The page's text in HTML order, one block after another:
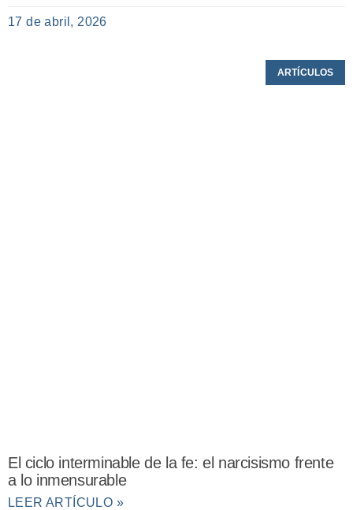
17 de abril, 2026
ARTÍCULOS
El ciclo interminable de la fe: el narcisismo frente
a lo inmensurable
LEER ARTÍCULO »